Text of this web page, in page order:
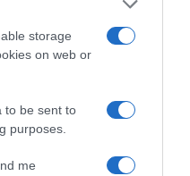
storage
on web or
to be sent to
purposes.
me